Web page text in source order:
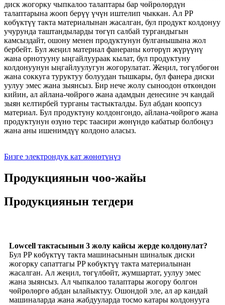
диск жогорку чыпкалоо талаптары бар чөйрөлөрдүн
талаптарына жооп берүү үчүн иштелип чыккан. Ал PP
көбүктүү такта материалынан жасалган, бул продукт колдонуу
учурунда таштандыларды төгүп салбай тургандыгын
камсыздайт, ошону менен продуктунун булганышына жол
бербейт. Бул жеңил материал фанераны көтөрүп жүрүүнү
жана орнотууну ыңгайлуураак кылат, бул продуктуну
колдонуунун ыңгайлуулугун жогорулатат. Жеңил, төгүлбөгөн
жана соккуга туруктуу болуудан тышкары, бул фанера диски
уулуу эмес жана зыянсыз. Бир нече жолу сыноодон өткөндөн
кийин, ал айлана-чөйрөгө жана адамдын денесине эч кандай
зыян келтирбей турганы тастыкталды. Бул абдан коопсуз
материал. Бул продуктуну колдонгондо, айлана-чөйрөгө жана
продуктунун өзүнө терс таасири жөнүндө кабатыр болбоңуз
жана аны ишенимдүү колдоно аласыз.
Бизге электрондук кат жөнөтүңүз
Продукциянын чоо-жайы
Продукциянын тегдери
Lowcell тактасынын 3 жолу кайсы жерде колдонулат?
Бул PP көбүктүү такта машинасынын шиналык диски
жогорку сапаттагы PP көбүктүү такта материалынан
жасалган. Ал жеңил, төгүлбөйт, жумшартат, уулуу эмес
жана зыянсыз. Ал чыпкалоо талаптары жогору болгон
чөйрөлөргө абдан ылайыктуу. Ошондой эле, ал ар кандай
машиналарда жана жабдууларда тосмо катары колдонууга